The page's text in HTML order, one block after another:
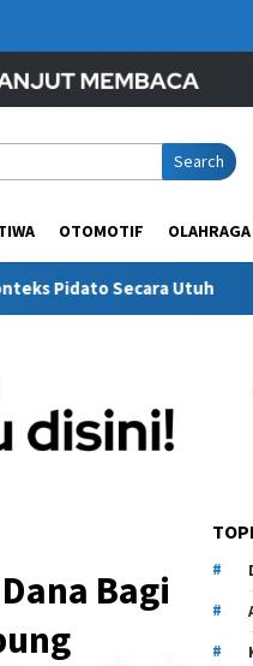
Search
OTOMOTIF OLAHRAGA
“Bacot Nih Pasien”
Bagi